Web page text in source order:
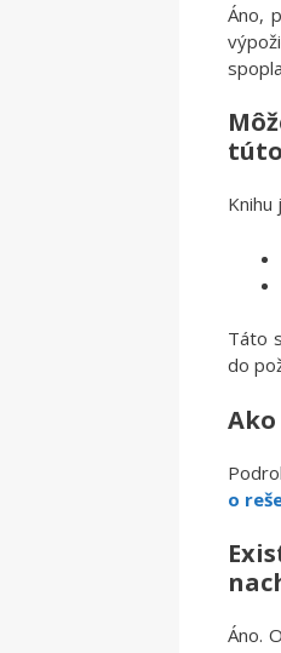
Áno,
Táto
do
o
Áno.